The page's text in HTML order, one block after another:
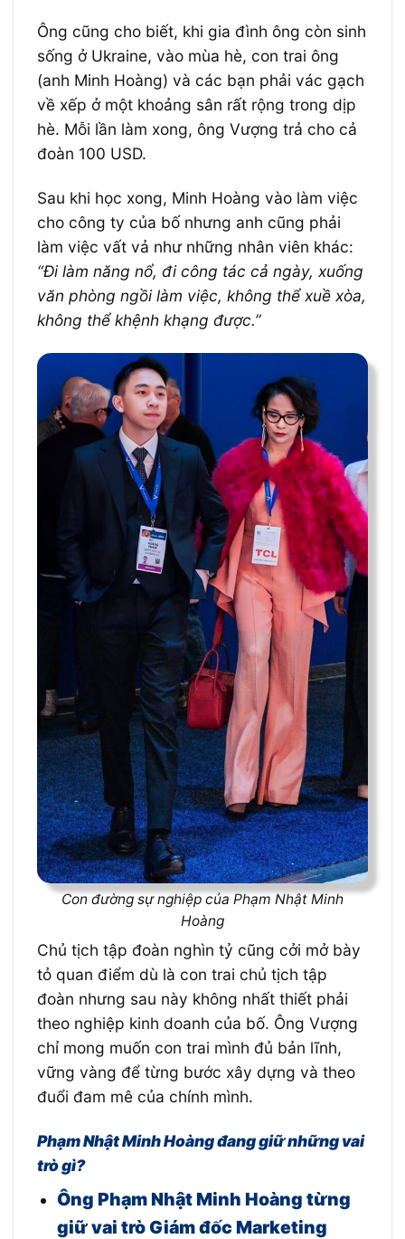
Ông cũng cho biết, khi gia đình ông còn sinh
sống ở Ukraine, vào mùa hè, con trai ông
(anh Minh Hoàng) và các bạn phải vác gạch
về xếp ở một khoảng sân rất rộng trong dịp
hè. Mỗi lần làm xong, ông Vượng trả cho cả
đoàn 100 USD.
Sau khi học xong, Minh Hoàng vào làm việc
cho công ty của bố nhưng anh cũng phải
làm việc vất vả như những nhân viên khác:
“Đi làm năng nổ, đi công tác cả ngày, xuống
văn phòng ngồi làm việc, không thể xuề xòa,
không thể khệnh khạng được.”
Con đường sự nghiệp của Phạm Nhật Minh
Hoàng
Chủ tịch tập đoàn nghìn tỷ cũng cởi mở bày
tỏ quan điểm dù là con trai chủ tịch tập
đoàn nhưng sau này không nhất thiết phải
theo nghiệp kinh doanh của bố. Ông Vượng
chỉ mong muốn con trai mình đủ bản lĩnh,
vững vàng để từng bước xây dựng và theo
đuổi đam mê của chính mình.
Phạm Nhật Minh Hoàng đang giữ những vai
trò gì?
Ông Phạm Nhật Minh Hoàng từng
giữ vai trò Giám đốc Marketing